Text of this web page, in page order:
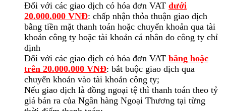
Đối với các giao dịch có hóa đơn VAT dưới
20.000.000 VNĐ: chấp nhận thỏa thuận giao dịch
bằng tiền mặt thanh toán hoặc chuyển khoản qua tài
khoản công ty hoặc tài khoản cá nhân do công ty chỉ
định
Đối với các giao dịch có hóa đơn VAT bằng hoặc
trên 20.000.000 VNĐ: bắt buộc giao dịch qua
chuyển khoản vào tài khoản công ty;
Nếu giao dịch là đồng ngoại tệ thì thanh toán theo tỷ
giá bán ra của Ngân hàng Ngoại Thương tại từng